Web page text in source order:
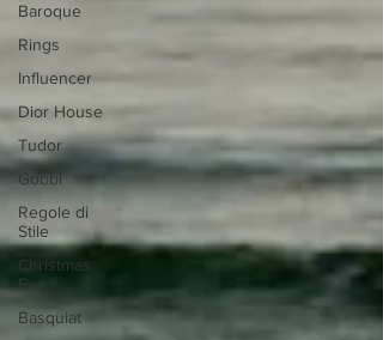
Baroque
Rings
Influencer
Dior House
Tudor
Gobbi
Regole di
Stile
Christmas
Eve
Basquiat